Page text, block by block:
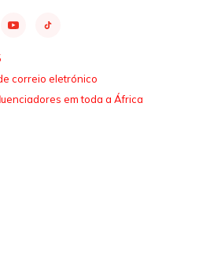
correio eletrónico
em toda a África